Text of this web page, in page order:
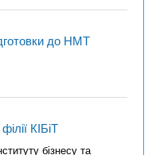
до НМТ
КІБіТ
бізнесу та